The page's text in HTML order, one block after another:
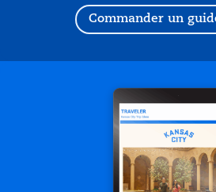
Commander un